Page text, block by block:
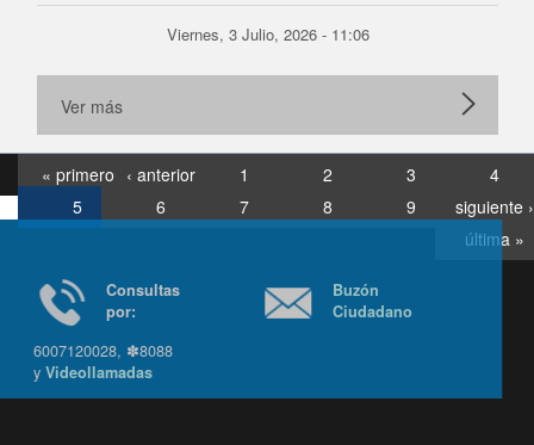
Viernes, 3 Julio, 2026 - 11:06
Ver más
« primero ‹ anterior 1 2 3
4
5
6 7 8 9
siguiente ›
última »
Consultas
6007120028, ✽8088
yVideollamadas
Buzón
Ciudadano